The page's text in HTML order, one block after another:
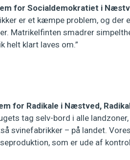
for Socialdemokratiet i
er et kæmpe problem, og der
Matrikelfinten smadrer
helt klart laves om.”
for Radikale i Næstved,
tag selv-bord i alle
svinefabrikker – på landet.
som er ude af